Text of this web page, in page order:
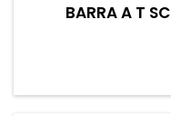
BARRA A T